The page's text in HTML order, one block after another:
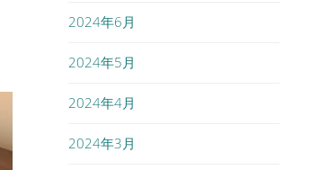
2024年6月
2024年5月
2024年4月
2024年3月